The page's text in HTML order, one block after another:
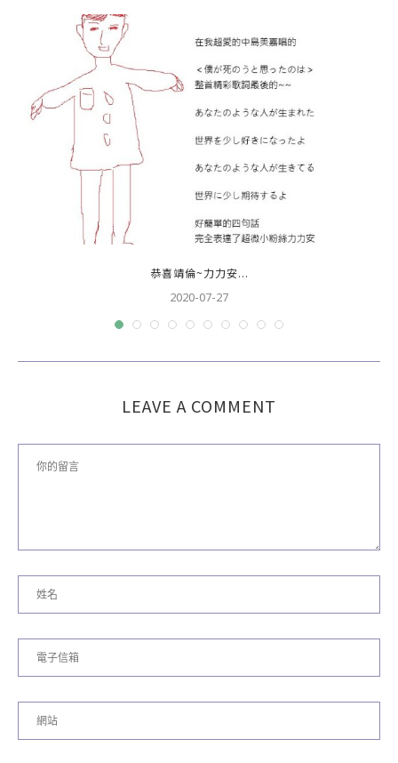
恭喜靖倫~力力安...
2020-07-27
LEAVE A COMMENT